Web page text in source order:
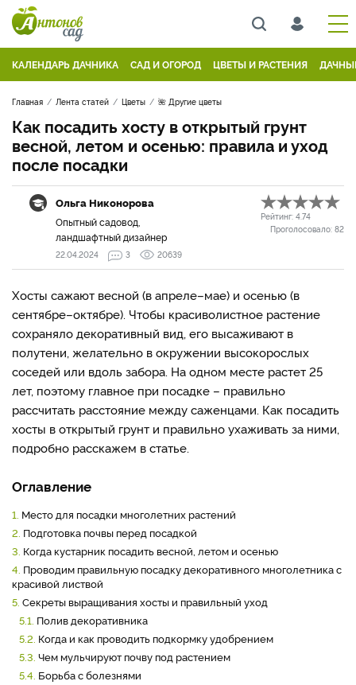
КАЛЕНДАРЬ ДАЧНИКА САД И ОГОРОД ЦВЕТЫ И РАСТЕНИЯ
Главная Лента статей Цветы 🌺 Другие цветы
Как посадить хосту в открытый грунт
весной, летом и осенью: правила и уход
после посадки
Ольга Никонорова
Опытный садовод,
ландшафтный дизайнер
Рейтинг: 4.74
Проголосовало: 82
22.04.2024 3 20639
Хосты сажают весной (в апреле–мае) и осенью (в
сентябре–октябре). Чтобы красиволистное растение
сохраняло декоративный вид, его высаживают в
полутени, желательно в окружении высокорослых
соседей или вдоль забора. На одном месте растет 25
лет, поэтому главное при посадке – правильно
рассчитать расстояние между саженцами. Как посадить
хосты в открытый грунт и правильно ухаживать за ними,
подробно расскажем в статье.
Оглавление
1. Место для посадки многолетних растений
2. Подготовка почвы перед посадкой
3. Когда кустарник посадить весной, летом и осенью
4. Проводим правильную посадку декоративного многолетника с
красивой листвой
5. Секреты выращивания хосты и правильный уход
5.1. Полив декоративника
5.2. Когда и как проводить подкормку удобрением
5.3. Чем мульчируют почву под растением
5.4. Борьба с болезнями